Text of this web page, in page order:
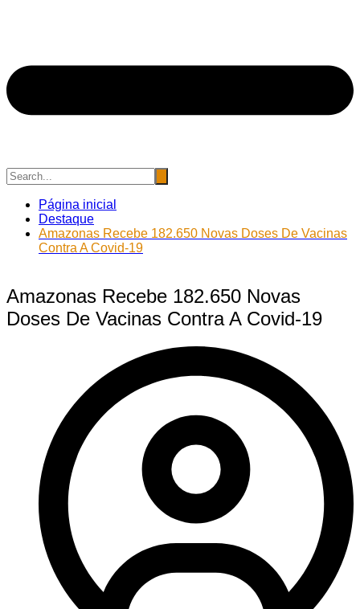
Página inicial
Destaque
Amazonas Recebe 182.650 Novas Doses De Vacinas
Contra A Covid-19
Amazonas Recebe 182.650 Novas
Doses De Vacinas Contra A Covid-19